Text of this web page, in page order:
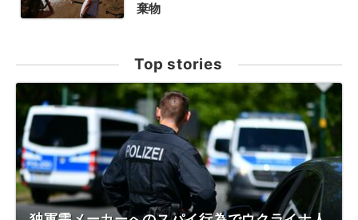
棄物
Top stories